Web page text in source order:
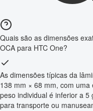
Quais são as dimensões
OCA para HTC One?
As dimensões típicas da
138 mm × 68 mm, com
peso individual é inferior a
para transporte ou